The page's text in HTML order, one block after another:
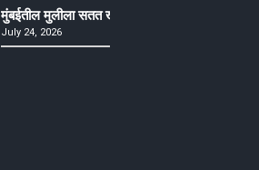
मुंबईतील मुलीला सतत खोकला अन् ताप, ७ वर्षे उपचार
July 24, 2026